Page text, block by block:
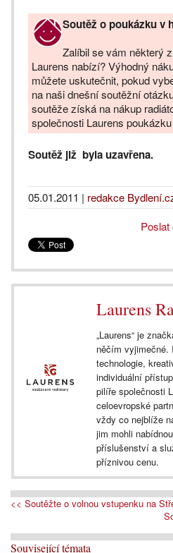
Soutěž o poukázku v
Zalíbil se vám některý
Laurens nabízí? Výhodný
můžete uskutečnit, pokud
na naši dnešní soutěžní
soutěže získá na nákup
společnosti Laurens
Soutěž již byla uzavřena.
05.01.2011 | redakce
Poslat
Laurens
„Laurens“ je
něčím vyjimečné.
technologie,
individuální
pilíře společnosti
celoevropské
vždy co nejblíže
jim mohli
příslušenství a
příznivou cenu.
<< Soutěžte o volnou vstupenku na
Související témata